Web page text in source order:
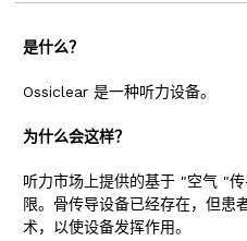
是什么？
Ossiclear 是一种听力设备。
为什么会这样？
听力市场上提供的基于 "空气 "
限。骨传导设备已经存在，但患
术，以使设备发挥作用。